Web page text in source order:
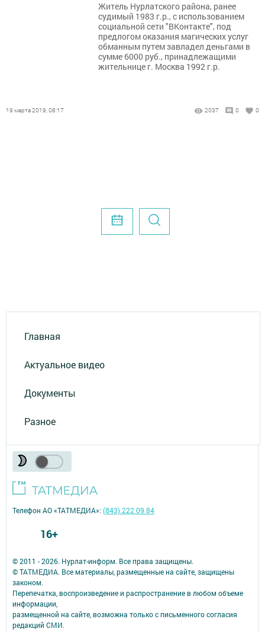
Житель Нурлатского района, ранее
судимый 1983 г.р., с использованием
социальной сети "ВКонтакте", под
предлогом оказания магических услуг
обманным путем завладел деньгами в
сумме 6000 руб., принадлежащими
жительнице г. Москва 1992 г.р.
19 марта 2019, 08:17 2037 0 0
Главная
Актуальное видео
Документы
Разное
© 2011 - 2026. Нурлат-⁠информ. Все права защищены.
© ТАТМЕДИА. Все материалы, размещенные на сайте, защищены
законом.
Перепечатка, воспроизведение и распространение в любом объеме
информации,
размещенной на сайте, возможна только с письменного согласия
редакций СМИ.
Телефон АО «ТАТМЕДИА»:(843) 222 09 84
16+